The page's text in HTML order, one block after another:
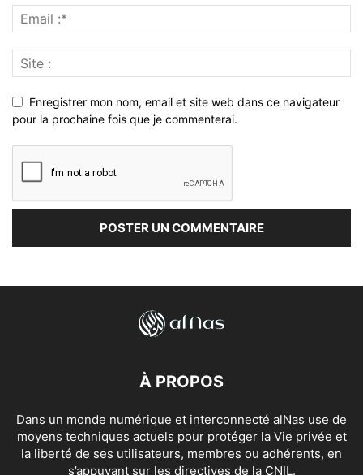
Enregistrer mon nom, email et site web dans ce navigateur
pour la prochaine fois que je commenterai.
À PROPOS
Dans un monde numérique et interconnecté alNas use de
moyens techniques actuels pour protéger la Vie privée et
la liberté de ses utilisateurs, membres ou adhérents, en
s’appuyant sur les directives de la CNIL.